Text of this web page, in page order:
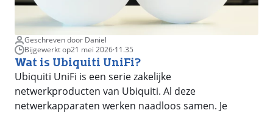
Geschreven door Daniel
Bijgewerkt op21 mei 2026·11.35
Wat is Ubiquiti UniFi?
Ubiquiti UniFi is een serie zakelijke
netwerkproducten van Ubiquiti. Al deze
netwerkapparaten werken naadloos samen. Je